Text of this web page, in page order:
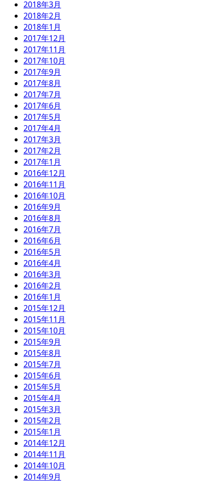
2018年3月
2018年2月
2018年1月
2017年12月
2017年11月
2017年10月
2017年9月
2017年8月
2017年7月
2017年6月
2017年5月
2017年4月
2017年3月
2017年2月
2017年1月
2016年12月
2016年11月
2016年10月
2016年9月
2016年8月
2016年7月
2016年6月
2016年5月
2016年4月
2016年3月
2016年2月
2016年1月
2015年12月
2015年11月
2015年10月
2015年9月
2015年8月
2015年7月
2015年6月
2015年5月
2015年4月
2015年3月
2015年2月
2015年1月
2014年12月
2014年11月
2014年10月
2014年9月